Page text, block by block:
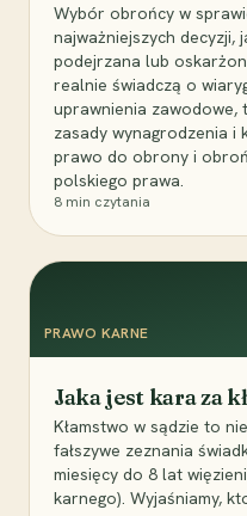
Wybór obrońcy w
najważniejszych decyzji,
podejrzana lub
realnie świadczą o
uprawnienia zawodowe,
zasady wynagrodzenia i
prawo do obrony i
polskiego prawa.
8 min czytania
PRAWO KARNE
Jaka jest kara za
Kłamstwo w sądzie to
fałszywe zeznania
miesięcy do 8 lat
karnego). Wyjaśniamy,